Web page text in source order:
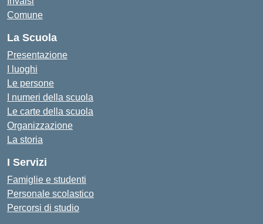
Comune
La Scuola
Presentazione
I luoghi
Le persone
I numeri della scuola
Le carte della scuola
Organizzazione
La storia
I Servizi
Famiglie e studenti
Personale scolastico
Percorsi di studio